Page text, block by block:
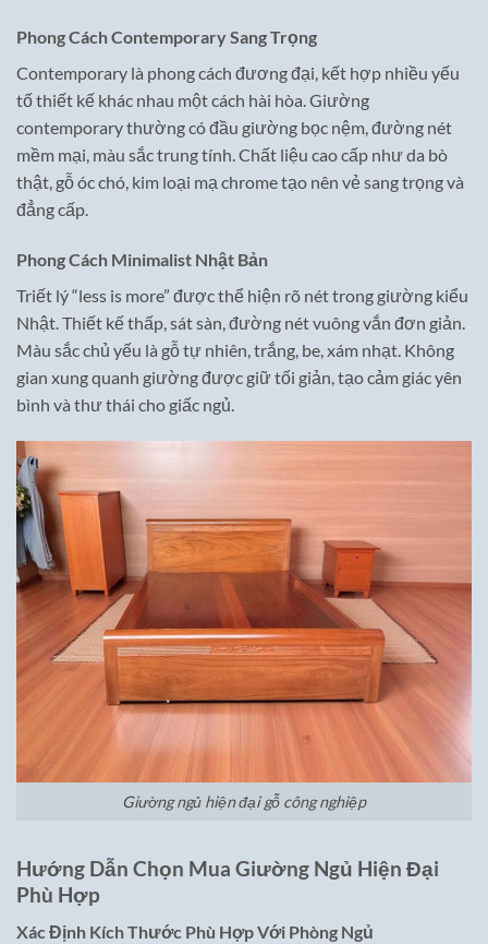
Phong Cách Contemporary Sang Trọng
Contemporary là phong cách đương đại, kết hợp nhiều yếu
tố thiết kế khác nhau một cách hài hòa. Giường
contemporary thường có đầu giường bọc nệm, đường nét
mềm mại, màu sắc trung tính. Chất liệu cao cấp như da bò
thật, gỗ óc chó, kim loại mạ chrome tạo nên vẻ sang trọng và
đẳng cấp.
Phong Cách Minimalist Nhật Bản
Triết lý “less is more” được thể hiện rõ nét trong giường kiểu
Nhật. Thiết kế thấp, sát sàn, đường nét vuông vắn đơn giản.
Màu sắc chủ yếu là gỗ tự nhiên, trắng, be, xám nhạt. Không
gian xung quanh giường được giữ tối giản, tạo cảm giác yên
bình và thư thái cho giấc ngủ.
Giường ngủ hiện đại gỗ công nghiệp
Hướng Dẫn Chọn Mua Giường Ngủ Hiện Đại
Phù Hợp
Xác Định Kích Thước Phù Hợp Với Phòng Ngủ